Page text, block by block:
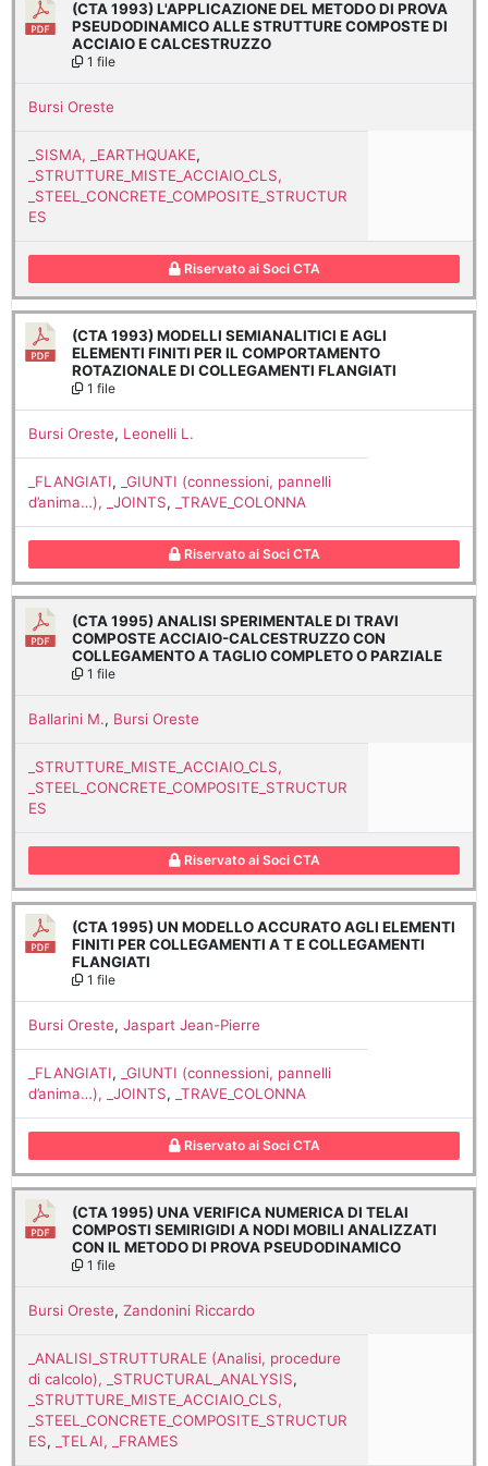
(CTA 1993) L'APPLICAZIONE DEL METODO DI PROVA
PSEUDODINAMICO ALLE STRUTTURE COMPOSTE DI
ACCIAIO E CALCESTRUZZO
1 file
Bursi Oreste
_SISMA, _EARTHQUAKE,
_STRUTTURE_MISTE_ACCIAIO_CLS,
_STEEL_CONCRETE_COMPOSITE_STRUCTUR
ES
Riservato ai Soci CTA
(CTA 1993) MODELLI SEMIANALITICI E AGLI
ELEMENTI FINITI PER IL COMPORTAMENTO
ROTAZIONALE DI COLLEGAMENTI FLANGIATI
1 file
Bursi Oreste, Leonelli L.
_FLANGIATI,
_GIUNTI (connessioni, pannelli
d’anima…), _JOINTS, _TRAVE_COLONNA
Riservato ai Soci CTA
(CTA 1995) ANALISI SPERIMENTALE DI TRAVI
COMPOSTE ACCIAIO-CALCESTRUZZO CON
COLLEGAMENTO A TAGLIO COMPLETO O PARZIALE
1 file
Ballarini M., Bursi Oreste
_STRUTTURE_MISTE_ACCIAIO_CLS,
_STEEL_CONCRETE_COMPOSITE_STRUCTUR
ES
Riservato ai Soci CTA
(CTA 1995) UN MODELLO ACCURATO AGLI ELEMENTI
FINITI PER COLLEGAMENTI A T E COLLEGAMENTI
FLANGIATI
1 file
Bursi Oreste, Jaspart Jean-Pierre
_FLANGIATI,
_GIUNTI (connessioni, pannelli
d’anima…), _JOINTS, _TRAVE_COLONNA
Riservato ai Soci CTA
(CTA 1995) UNA VERIFICA NUMERICA DI TELAI
COMPOSTI SEMIRIGIDI A NODI MOBILI ANALIZZATI
CON IL METODO DI PROVA PSEUDODINAMICO
1 file
Bursi Oreste, Zandonini Riccardo
_ANALISI_STRUTTURALE (Analisi, procedure
di calcolo), _STRUCTURAL_ANALYSIS,
_STRUTTURE_MISTE_ACCIAIO_CLS,
_STEEL_CONCRETE_COMPOSITE_STRUCTUR
ES, _TELAI, _FRAMES